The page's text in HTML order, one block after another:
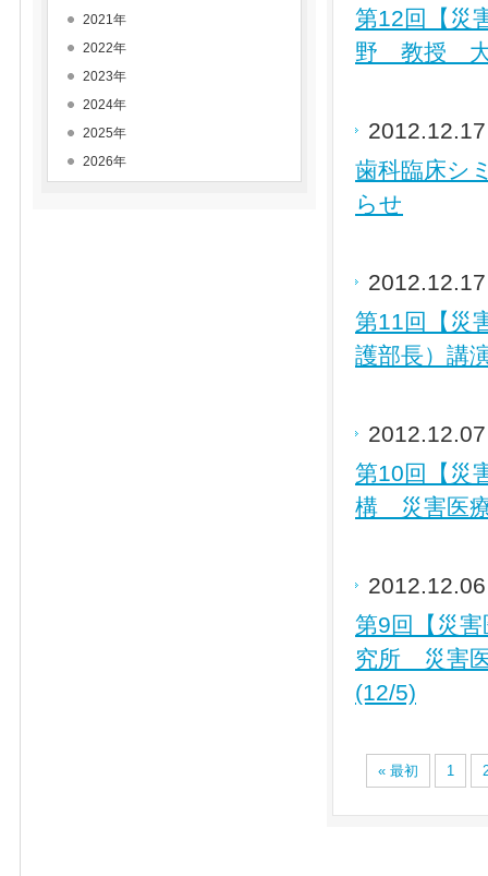
第12回【災
野 教授 大
歯科臨床シ
らせ
第11回【災
護部長）講
第10回【災
構 災害医
第9回【災
究所 災害
(12/5)
« 最初 1
2021年
2022年
2023年
2024年
2025年
2026年